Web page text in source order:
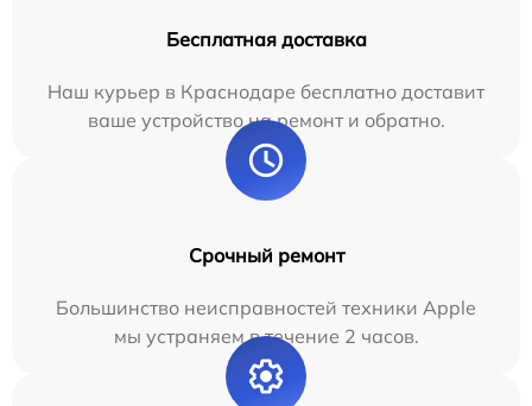
Бесплатная доставка
Наш курьер в Краснодаре бесплатно доставит
ваше устройство на ремонт и обратно.
Срочный ремонт
Большинство неисправностей техники Apple
мы устраняем в течение 2 часов.